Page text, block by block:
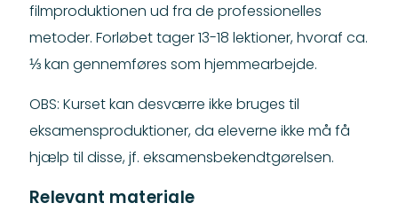
filmproduktionen ud fra de professionelles
metoder. Forløbet tager 13-18 lektioner, hvoraf ca.
⅓ kan gennemføres som hjemmearbejde.
OBS: Kurset kan desværre ikke bruges til
eksamensproduktioner, da eleverne ikke må få
hjælp til disse, jf. eksamensbekendtgørelsen.
Relevant materiale